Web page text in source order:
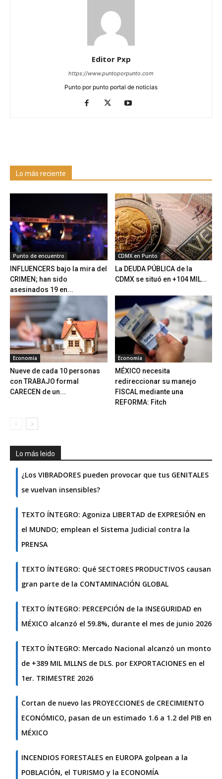
Editor Pxp
https://www.puntoporpunto.com
Punto por punto portal de noticias
Lo más reciente
Punto de encuentro
INFLUENCERS bajo la mira del
CRIMEN; han sido
asesinados 19 en...
CDMX en Punto
La DEUDA PÚBLICA de la
CDMX se situó en +104 MIL...
Economía
Nueve de cada 10 personas
con TRABAJO formal
CARECEN de un...
Economía
MÉXICO necesita
redireccionar su manejo
FISCAL mediante una
REFORMA: Fitch
Lo más leido
¿Los VIBRADORES pueden provocar que tus GENITALES
se vuelvan insensibles?
TEXTO ÍNTEGRO: Agoniza LIBERTAD de EXPRESIÓN en
el MUNDO; emplean el Sistema Judicial contra la
PRENSA
TEXTO ÍNTEGRO: Qué SECTORES PRODUCTIVOS causan
gran parte de la CONTAMINACIÓN GLOBAL
TEXTO ÍNTEGRO: PERCEPCIÓN de la INSEGURIDAD en
MÉXICO alcanzó el 59.8%, durante el mes de junio 2026
TEXTO ÍNTEGRO: Mercado Nacional alcanzó un monto
de +389 MIL MLLNS de DLS. por EXPORTACIONES en el
1er. TRIMESTRE 2026
Cortan de nuevo las PROYECCIONES de CRECIMIENTO
ECONÓMICO, pasan de un estimado 1.6 a 1.2 del PIB en
MÉXICO
INCENDIOS FORESTALES en EUROPA golpean a la
POBLACIÓN, el TURISMO y la ECONOMÍA